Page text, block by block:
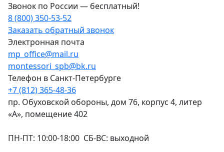
Звонок по России — бесплатный!
8 (800) 350-53-52
Заказать обратный звонок
Электронная почта
mp_office@mail.ru
montessori_spb@bk.ru
Телефон в Санкт-Петербурге
+7 (812) 365-48-36
пр. Обуховской обороны, дом 76, корпус 4, литер
«А», помещение 402
ПН-ПТ: 10:00-18:00 СБ-ВС: выходной